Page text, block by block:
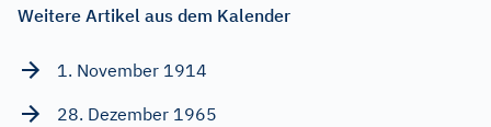
Weitere Artikel aus dem Kalender
1. November 1914
28. Dezember 1965